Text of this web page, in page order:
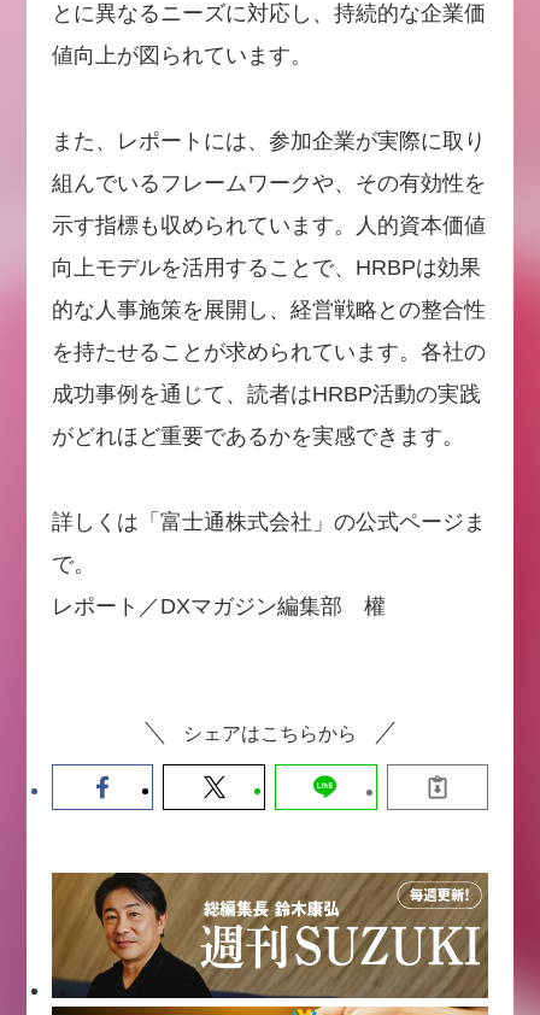
とに異なるニーズに対応し、持続的な企業価
値向上が図られています。
また、レポートには、参加企業が実際に取り
組んでいるフレームワークや、その有効性を
示す指標も収められています。人的資本価値
向上モデルを活用することで、HRBPは効果
的な人事施策を展開し、経営戦略との整合性
を持たせることが求められています。各社の
成功事例を通じて、読者はHRBP活動の実践
がどれほど重要であるかを実感できます。
詳しくは「富士通株式会社」の公式ページま
で。
レポート／DXマガジン編集部 權
シェアはこちらから